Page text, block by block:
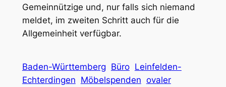
Gemeinnützige und, nur falls sich niemand
meldet, im zweiten Schritt auch für die
Allgemeinheit verfügbar.
Baden-Württemberg Büro Leinfelden-
Echterdingen Möbelspenden ovaler